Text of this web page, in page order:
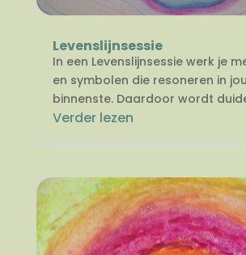
Levenslijnsessie
In een Levenslijnsessie werk je
en symbolen die resoneren in
binnenste. Daardoor wordt
Verder lezen